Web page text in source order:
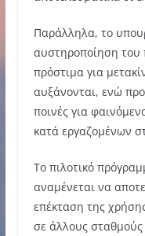
Παράλληλα, το
αυστηροποίηση
πρόστιμα για
αυξάνονται, ενώ
ποινές για
κατά εργαζομένων
Το πιλοτικό
αναμένεται να
επέκταση της
σε άλλους